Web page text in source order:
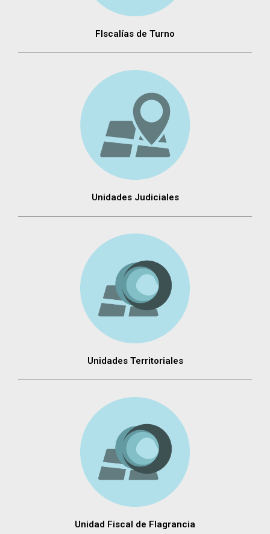
FIscalías de Turno
Unidades Judiciales
Unidades Territoriales
Unidad Fiscal de Flagrancia